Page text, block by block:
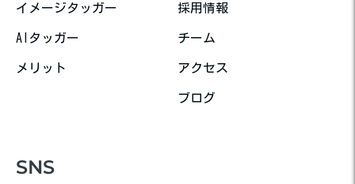
イメージタッガー
AIタッガー
メリット
採用情報
チーム
アクセス
ブログ
SNS